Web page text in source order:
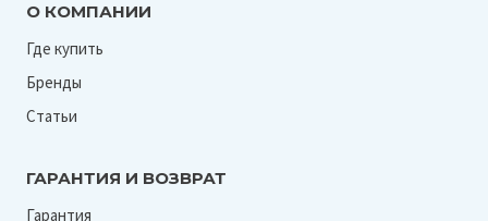
О КОМПАНИИ
Где купить
Бренды
Статьи
ГАРАНТИЯ И ВОЗВРАТ
Гарантия